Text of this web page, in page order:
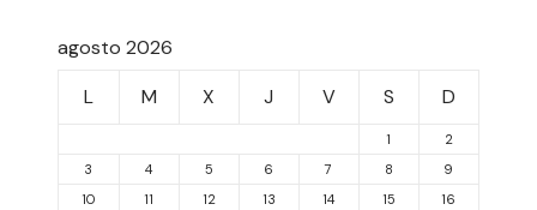
agosto 2026
L
M X J V S D
1
2
3
4 5 6 7 8
9
10
11 12 13 14 15
16